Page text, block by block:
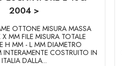
2004 >
OTTONE MISURA MASSA
MM FILE MISURA TOTALE
H MM - L MM DIAMETRO
COSTRUITO IN
ITALIA DALLA...